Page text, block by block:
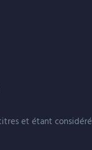
et étant considéré